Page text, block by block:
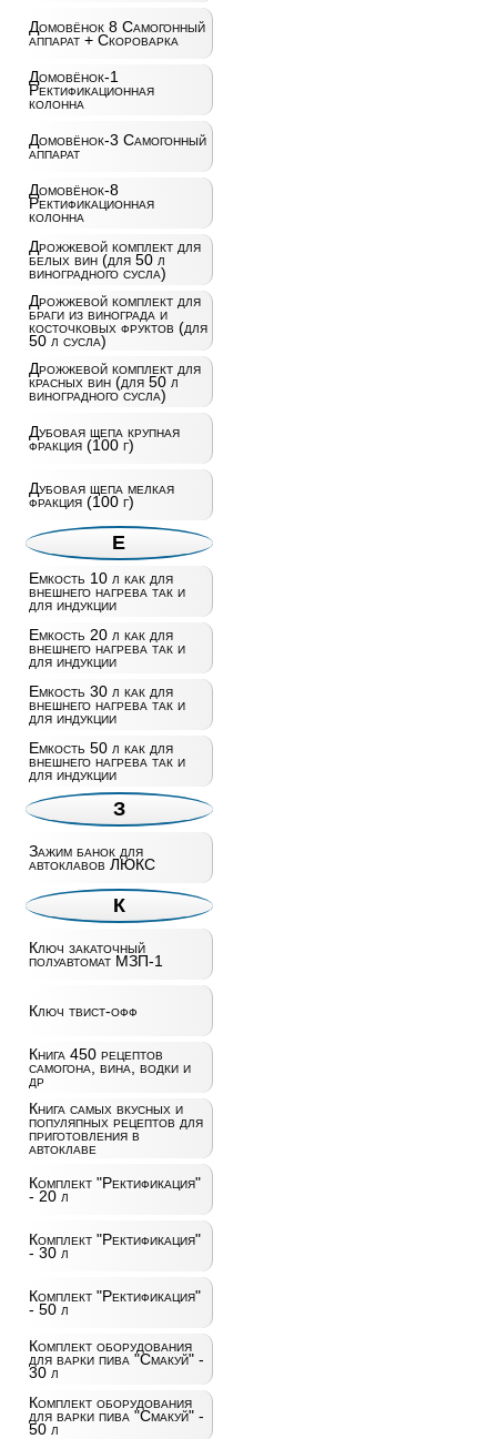
Домовёнок 8 Самогонный
аппарат + Скороварка
Домовёнок-1
Ректификационная
колонна
Домовёнок-3 Самогонный
аппарат
Домовёнок-8
Ректификационная
колонна
Дрожжевой комплект для
белых вин (для 50 л
виноградного сусла)
Дрожжевой комплект для
браги из винограда и
косточковых фруктов (для
50 л сусла)
Дрожжевой комплект для
красных вин (для 50 л
виноградного сусла)
Дубовая щепа крупная
фракция (100 г)
Дубовая щепа мелкая
фракция (100 г)
Е
Емкость 10 л как для
внешнего нагрева так и
для индукции
Емкость 20 л как для
внешнего нагрева так и
для индукции
Емкость 30 л как для
внешнего нагрева так и
для индукции
Емкость 50 л как для
внешнего нагрева так и
для индукции
З
Зажим банок для
автоклавов ЛЮКС
К
Ключ закаточный
полуавтомат МЗП-1
Ключ твист-офф
Книга 450 рецептов
самогона, вина, водки и
др
Книга самых вкусных и
популяпных рецептов для
приготовления в
автоклаве
Комплект "Ректификация"
- 20 л
Комплект "Ректификация"
- 30 л
Комплект "Ректификация"
- 50 л
Комплект оборудования
для варки пива "Смакуй" -
30 л
Комплект оборудования
для варки пива "Смакуй" -
50 л